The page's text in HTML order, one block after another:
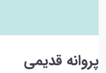
پروانه قدیمی